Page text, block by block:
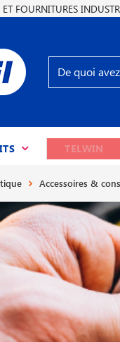
FOURNITURES
(CURRENT)TELWIN
Accessoires &